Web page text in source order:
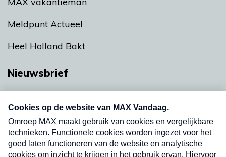
Meldpunt Actueel
Heel Holland Bakt
Nieuwsbrief
nieuwsbrief. Elke vrijdag- en dinsdagochtend in
uw mailbox.
Verzend